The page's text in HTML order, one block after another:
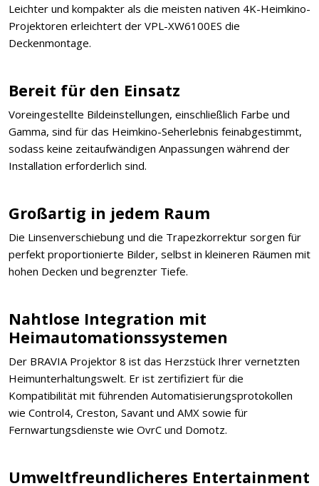
Leichter und kompakter als die meisten nativen 4K-Heimkino-
Projektoren erleichtert der VPL-XW6100ES die
Deckenmontage.
Bereit für den Einsatz
Voreingestellte Bildeinstellungen, einschließlich Farbe und
Gamma, sind für das Heimkino-Seherlebnis feinabgestimmt,
sodass keine zeitaufwändigen Anpassungen während der
Installation erforderlich sind.
Großartig in jedem Raum
Die Linsenverschiebung und die Trapezkorrektur sorgen für
perfekt proportionierte Bilder, selbst in kleineren Räumen mit
hohen Decken und begrenzter Tiefe.
Nahtlose Integration mit
Heimautomationssystemen
Der BRAVIA Projektor 8 ist das Herzstück Ihrer vernetzten
Heimunterhaltungswelt. Er ist zertifiziert für die
Kompatibilität mit führenden Automatisierungsprotokollen
wie Control4, Creston, Savant und AMX sowie für
Fernwartungsdienste wie OvrC und Domotz.
Umweltfreundlicheres Entertainment